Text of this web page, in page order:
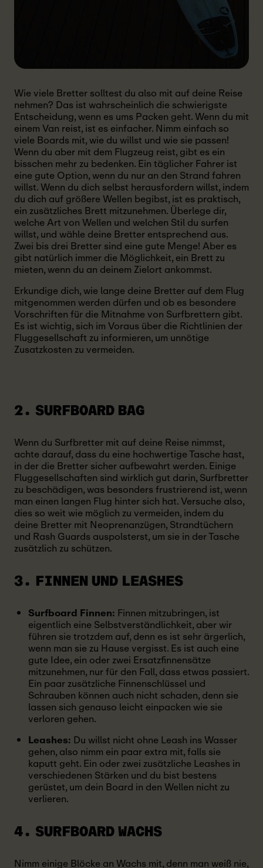
Wie viele Bretter solltest du also mit auf deine Reise
nehmen? Das ist wahrscheinlich die schwierigste
Entscheidung, wenn es ums Packen geht. Wenn du mit
einem Van reist, ist es einfacher. Nimm einfach so
viele Boards mit, wie du willst und wie sie passen!
Wenn du aber mit dem Flugzeug reist, gibt es ein
bisschen mehr zu bedenken. Ein täglicher Fahrer ist
eine gute Option, wenn du nur an den Strand fahren
willst. Wenn du dich selbst herausfordern willst, indem
du dich auf größere Wellen begibst, ist es praktisch,
ein zusätzliches Brett mitzunehmen. Überlege dir,
welche Art von Wellen und welchen Stil du surfen
willst, und wähle deine Bretter entsprechend aus.
Zwei bis drei Bretter sind eine gute Menge! Aber es
gibt natürlich immer die Möglichkeit, ein Brett zu
mieten, wenn du an deinem Zielort ankommst.
Erkundige dich, wie lange deine Bretter auf dem Flug
mitgenommen werden dürfen und ob es besondere
Vorschriften für die Mitnahme von Surfbrettern gibt.
Es ist wichtig, sich im Voraus über die Richtlinien der
Fluggesellschaft zu informieren, um unnötige
Zusatzkosten zu vermeiden.
2. SURFBOARD BAG
Wenn du Surfbretter mit auf deine Reise nimmst,
achte darauf, dass du eine hochwertige Tasche hast,
in der die Bretter sicher aufbewahrt werden. Einige
Fluggesellschaften sind wirklich gut darin, Surfbretter
zu beschädigen, was besonders frustrierend ist, wenn
man einen langen Flug hinter sich hat. Versuche also,
dies so weit wie möglich zu vermeiden, indem du
deine Bretter mit Neoprenanzügen, Strandtüchern
und Rash Guards auspolsterst, um sie in der Tasche
zusätzlich zu schützen.
3. FINNEN UND LEASHES
Surfboard Finnen: Finnen mitzubringen, ist
eigentlich eine Selbstverständlichkeit, aber wir
führen sie trotzdem auf, denn es ist sehr ärgerlich,
wenn man sie zu Hause vergisst. Es ist auch eine
gute Idee, ein oder zwei Ersatzfinnensätze
mitzunehmen, nur für den Fall, dass etwas passiert.
Ein paar zusätzliche Finnenschlüssel und
Schrauben können auch nicht schaden, denn sie
lassen sich genauso leicht einpacken wie sie
verloren gehen.
Leashes: Du willst nicht ohne Leash ins Wasser
gehen, also nimm ein paar extra mit, falls sie
kaputt geht. Ein oder zwei zusätzliche Leashes in
verschiedenen Stärken und du bist bestens
gerüstet, um dein Board in den Wellen nicht zu
verlieren.
4. SURFBOARD WACHS
Nimm einige Blöcke an Wachs mit, denn man weiß nie,